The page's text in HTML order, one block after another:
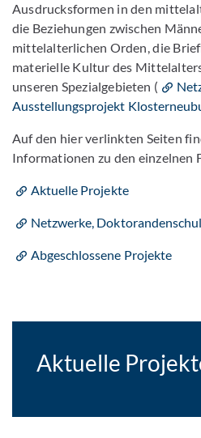
Ausdrucksformen in den
die Beziehungen zwischen
mittelalterlichen Orden, die
materielle Kultur des
unseren Spezialgebieten (
Ausstellungsprojekt
Auf den hier verlinkten Seiten
Informationen zu den einzelnen
Aktuelle Projekte
Netzwerke,
Abgeschlossene Projekte
Aktuelle